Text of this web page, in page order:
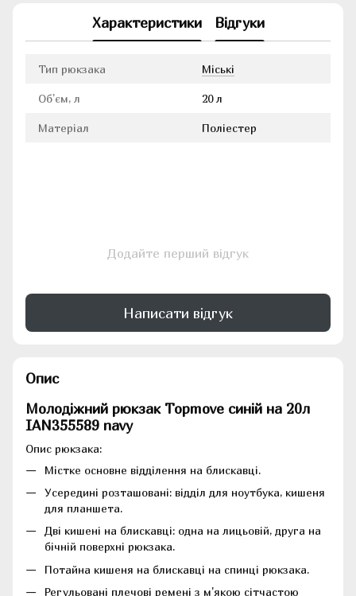
Характеристики Відгуки
Тип рюкзака Міські
Об'єм, л 20 л
Матеріал Поліестер
Додайте перший відгук
Написати відгук
Опис
Молодіжний рюкзак Topmove синій на 20л
IAN355589 navy
Опис рюкзака:
Містке основне відділення на блискавці.
Усередині розташовані: відділ для ноутбука, кишеня
для планшета.
Дві кишені на блискавці: одна на лицьовій, друга на
бічній поверхні рюкзака.
Потайна кишеня на блискавці на спинці рюкзака.
Регульовані плечові ремені з м'якою сітчастою